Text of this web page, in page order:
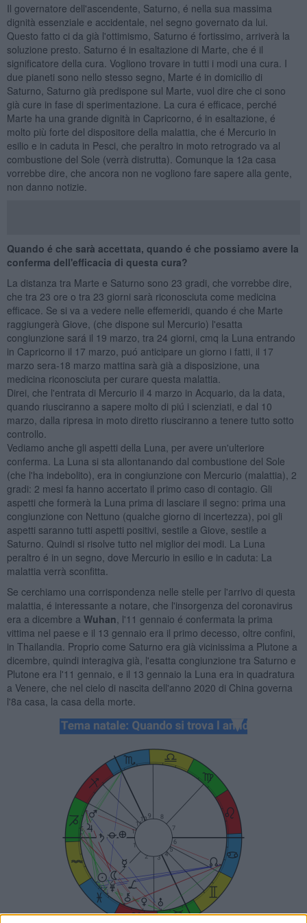
Il governatore dell'ascendente, Saturno, é nella sua massima
dignità essenziale e accidentale, nel segno governato da lui.
Questo fatto ci da già l'ottimismo, Saturno é fortissimo, arriverà la
soluzione presto. Saturno é in esaltazione di Marte, che é il
significatore della cura. Vogliono trovare in tutti i modi una cura. I
due pianeti sono nello stesso segno, Marte é in domicilio di
Saturno, Saturno già predispone sul Marte, vuol dire che ci sono
già cure in fase di sperimentazione. La cura é efficace, perché
Marte ha una grande dignità in Capricorno, é in esaltazione, é
molto più forte del dispositore della malattia, che é Mercurio in
esilio e in caduta in Pesci, che peraltro in moto retrogrado va al
combustione del Sole (verrà distrutta). Comunque la 12a casa
vorrebbe dire, che ancora non ne vogliono fare sapere alla gente,
non danno notizie.
Quando é che sarà accettata, quando é che possiamo avere la
conferma dell'efficacia di questa cura?
La distanza tra Marte e Saturno sono 23 gradi, che vorrebbe dire,
che tra 23 ore o tra 23 giorni sarà riconosciuta come medicina
efficace. Se si va a vedere nelle effemeridi, quando é che Marte
raggiungerà Giove, (che dispone sul Mercurio) l'esatta
congiunzione sará il 19 marzo, tra 24 giorni, cmq la Luna entrando
in Capricorno il 17 marzo, puó anticipare un giorno i fatti, il 17
marzo sera-18 marzo mattina sarà già a disposizione, una
medicina riconosciuta per curare questa malattia.
Direi, che l'entrata di Mercurio il 4 marzo in Acquario, da la data,
quando riusciranno a sapere molto di piú i scienziati, e dal 10
marzo, dalla ripresa in moto diretto riusciranno a tenere tutto sotto
controllo.
Vediamo anche gli aspetti della Luna, per avere un'ulteriore
conferma. La Luna si sta allontanando dal combustione del Sole
(che l'ha indebolito), era in congiunzione con Mercurio (malattia), 2
gradi: 2 mesi fa hanno accertato il primo caso di contagio. Gli
aspetti che formerà la Luna prima di lasciare il segno: prima una
congiunzione con Nettuno (qualche giorno di incertezza), poi gli
aspetti saranno tutti aspetti positivi, sestile a Giove, sestile a
Saturno. Quindi si risolve tutto nel miglior dei modi. La Luna
peraltro é in un segno, dove Mercurio in esilio e in caduta: La
malattia verrà sconfitta.
Se cerchiamo una corrispondenza nelle stelle per l'arrivo di questa
malattia, é interessante a notare, che l'insorgenza del coronavirus
era a dicembre a Wuhan , l'11 gennaio é confermata la prima
vittima nel paese e il 13 gennaio era il primo decesso, oltre confini,
in Thailandia. Proprio come Saturno era già vicinissima a Plutone a
dicembre, quindi interagiva già, l'esatta congiunzione tra Saturno e
Plutone era l'11 gennaio, e il 13 gennaio la Luna era in quadratura
a Venere, che nel cielo di nascita dell'anno 2020 di China governa
l'8a casa, la casa della morte.